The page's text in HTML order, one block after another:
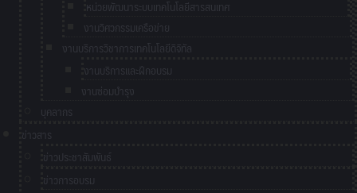
หน่วยพัฒนาระบบเทคโนโลยีสารสนเทศ
งานวิศวกรรมเครือข่าย
งานบริการวิชาการเทคโนโลยีดิจิทัล
งานบริการและฝึกอบรม
งานซ่อมบำรุง
บุคลากร
ข่าวสาร
ข่าวประชาสัมพันธ์
ข่าวการอบรม